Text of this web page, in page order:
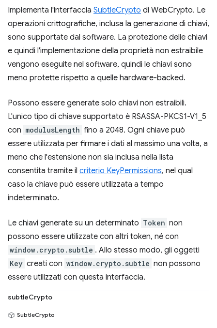
Implementa l'interfaccia SubtleCrypto di WebCrypto. Le
operazioni crittografiche, inclusa la generazione di chiavi,
sono supportate dal software. La protezione delle chiavi
e quindi l'implementazione della proprietà non estraibile
vengono eseguite nel software, quindi le chiavi sono
meno protette rispetto a quelle hardware-backed.
Possono essere generate solo chiavi non estraibili.
L'unico tipo di chiave supportato è RSASSA-PKCS1-V1_5
con modulusLength fino a 2048. Ogni chiave può
essere utilizzata per firmare i dati al massimo una volta, a
meno che l'estensione non sia inclusa nella lista
consentita tramite il criterio KeyPermissions, nel qual
caso la chiave può essere utilizzata a tempo
indeterminato.
Le chiavi generate su un determinato Token non
possono essere utilizzate con altri token, né con
window.crypto.subtle . Allo stesso modo, gli oggetti
Key creati con window.crypto.subtle non possono
essere utilizzati con questa interfaccia.
subtleCrypto
SubtleCrypto